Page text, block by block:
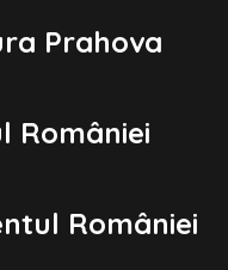
Prahova
României
României